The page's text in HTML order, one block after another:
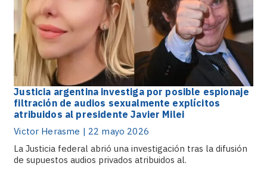
Justicia argentina investiga por posible espionaje
filtración de audios sexualmente explícitos
atribuidos al presidente Javier Milei
Victor Herasme | 22 mayo 2026
La Justicia federal abrió una investigación tras la difusión
de supuestos audios privados atribuidos al.